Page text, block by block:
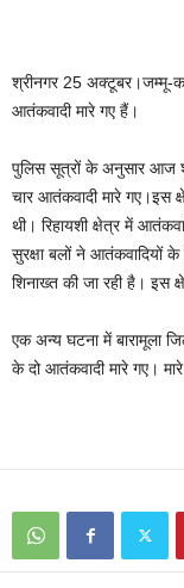
श्रीनगर 25 अक्टूबर।जम्‍मू-
आतंकवादी मारे गए हैं।
पुलिस सूत्रों के अनुसार आज
चार आतंकवादी मारे गए।इस
थी। रिहायशी क्षेत्र में
सुरक्षा बलों ने आतंकवादियों
शिनाख्‍त की जा रही है। इस
एक अन्‍य घटना में बारामूला
के दो आतंकवादी मारे गए।